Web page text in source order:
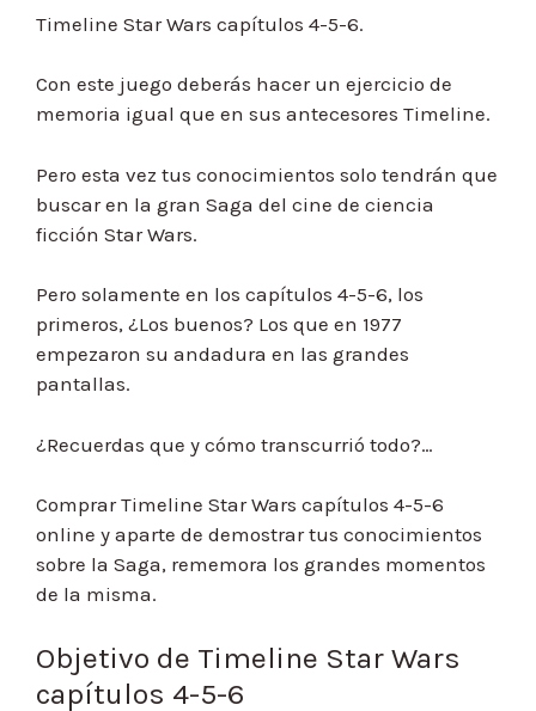
Timeline Star Wars capítulos 4-5-6.
Con este juego deberás hacer un ejercicio de
memoria igual que en sus antecesores Timeline.
Pero esta vez tus conocimientos solo tendrán que
buscar en la gran Saga del cine de ciencia
ficción Star Wars.
Pero solamente en los capítulos 4-5-6, los
primeros, ¿Los buenos? Los que en 1977
empezaron su andadura en las grandes
pantallas.
¿Recuerdas que y cómo transcurrió todo?…
Comprar Timeline Star Wars capítulos 4-5-6
online y aparte de demostrar tus conocimientos
sobre la Saga, rememora los grandes momentos
de la misma.
Objetivo de Timeline Star Wars
capítulos 4-5-6